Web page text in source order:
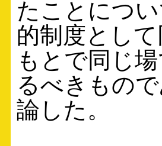
たことにつ
的制度とし
もとで同じ
るべきもの
論した。